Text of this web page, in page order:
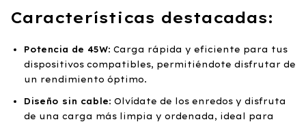
Características destacadas:
Potencia de 45W: Carga rápida y eficiente para tus
dispositivos compatibles, permitiéndote disfrutar de
un rendimiento óptimo.
Diseño sin cable: Olvídate de los enredos y disfruta
de una carga más limpia y ordenada, ideal para